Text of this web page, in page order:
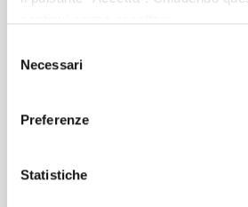
delNecessari
Preferenze
Statistiche